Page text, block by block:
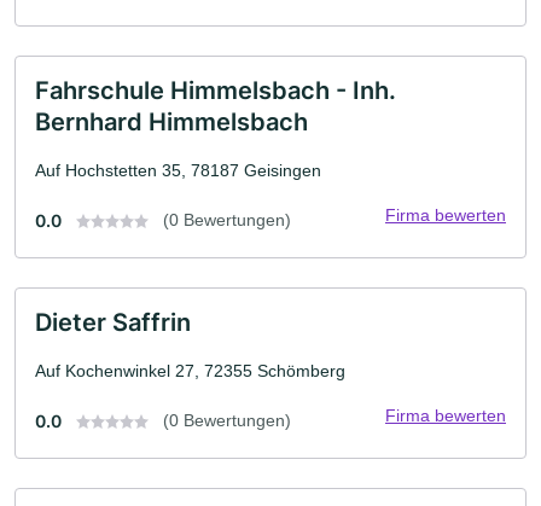
Fahrschule Himmelsbach - Inh.
Bernhard Himmelsbach
Auf Hochstetten 35, 78187 Geisingen
0.0 (0 Bewertungen) Firma bewerten
Dieter Saffrin
Auf Kochenwinkel 27, 72355 Schömberg
0.0 (0 Bewertungen) Firma bewerten